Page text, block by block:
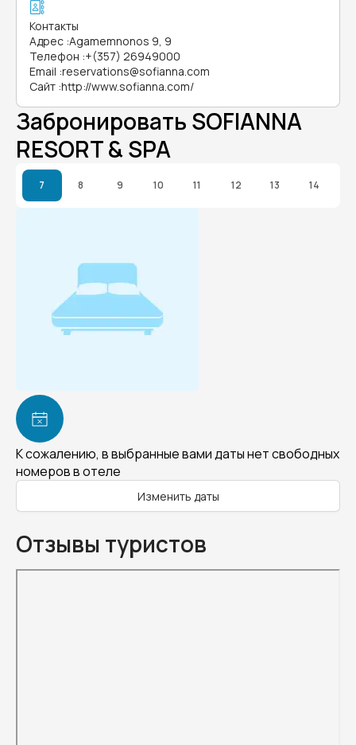
Контакты
Адрес :Agamemnonos 9, 9
Телефон :+(357) 26949000
Email :reservations@sofianna.com
Сайт :http://www.sofianna.com/
Забронировать SOFIANNA
RESORT & SPA
7 8 9 10 11 12 13 14
К сожалению, в выбранные вами даты нет свободных
номеров в отеле
Изменить даты
Отзывы туристов